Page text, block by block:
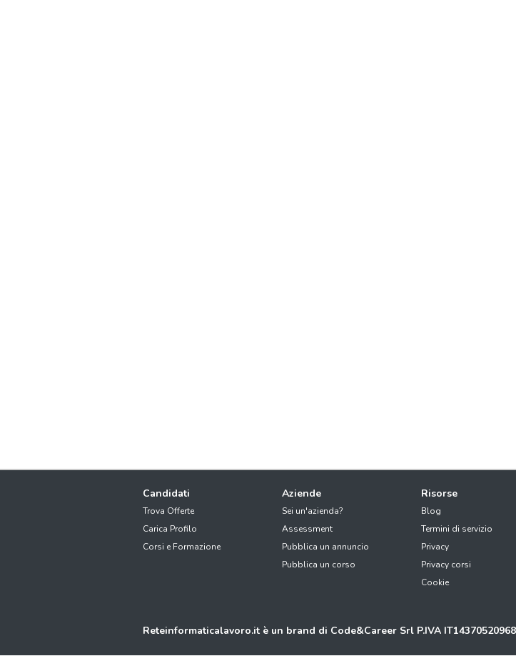
Candidati
Trova Offerte
Carica Profilo
Corsi e Formazione
Aziende
Sei un'azienda?
Assessment
Pubblica un annuncio
Pubblica un corso
Risorse
Blog
Termini di servizio
Privacy
Privacy corsi
Cookie
Reteinformaticalavoro.it è un brand di Code&Career Srl P.IVA IT14370520968